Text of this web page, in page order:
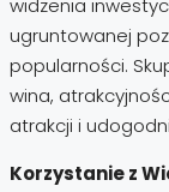
widzenia
ugruntowanej
popularności.
wina,
atrakcji i
Korzystanie z